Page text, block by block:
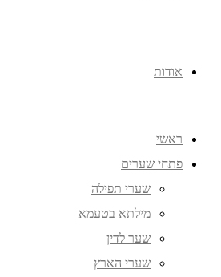
אודות
ראשי
פתחי שערים
שערי תפילה
מילתא בטעמא
שער לדין
שערי הארץ